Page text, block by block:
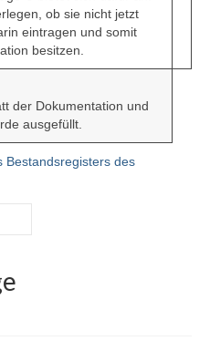
ob sie nicht jetzt
eintragen und somit
besitzen.
der Dokumentation und
ausgefüllt.
Bestandsregisters des